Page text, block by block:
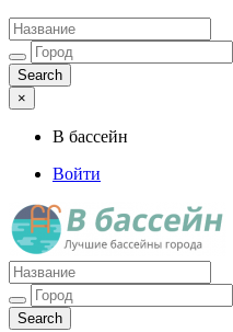
×
В бассейн
Войти
Лучшие бассейны города